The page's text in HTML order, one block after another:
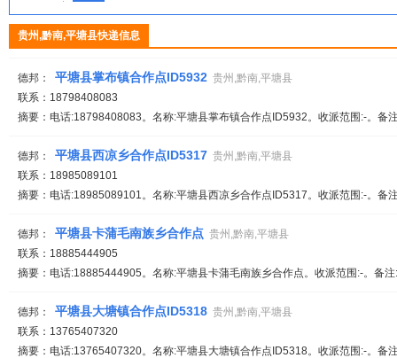
贵州,黔南,平塘县快递信息
德邦： 平塘县掌布镇合作点ID5932 贵州,黔南,平塘县
联系：18798408083
摘要：电话:18798408083。名称:平塘县掌布镇合作点ID5932。收派范围:-。备
德邦： 平塘县西凉乡合作点ID5317 贵州,黔南,平塘县
联系：18985089101
摘要：电话:18985089101。名称:平塘县西凉乡合作点ID5317。收派范围:-。备
德邦： 平塘县卡蒲毛南族乡合作点 贵州,黔南,平塘县
联系：18885444905
摘要：电话:18885444905。名称:平塘县卡蒲毛南族乡合作点。收派范围:-。备
德邦： 平塘县大塘镇合作点ID5318 贵州,黔南,平塘县
联系：13765407320
摘要：电话:13765407320。名称:平塘县大塘镇合作点ID5318。收派范围:-。备